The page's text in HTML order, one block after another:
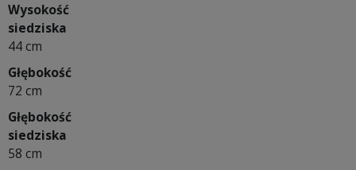
Wysokość
siedziska
44 cm
Głębokość
72 cm
Głębokość
siedziska
58 cm